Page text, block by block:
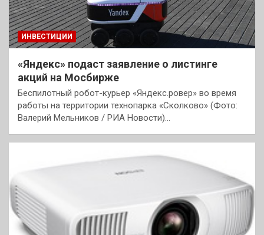
ИНВЕСТИЦИИ
«Яндекс» подаст заявление о листинге
акций на Мосбирже
Беспилотный робот-курьер «Яндекс.ровер» во время
работы на территории технопарка «Сколково» (Фото:
Валерий Мельников / РИА Новости)…